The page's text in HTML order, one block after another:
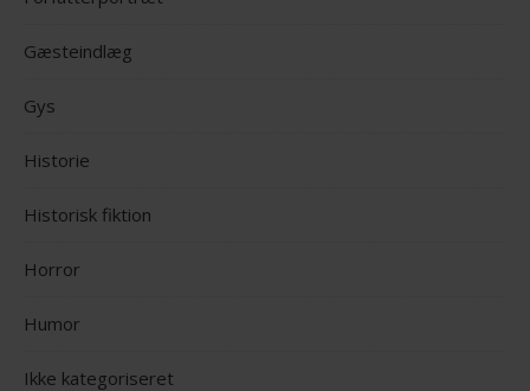
Gæsteindlæg
Gys
Historie
Historisk fiktion
Horror
Humor
Ikke kategoriseret